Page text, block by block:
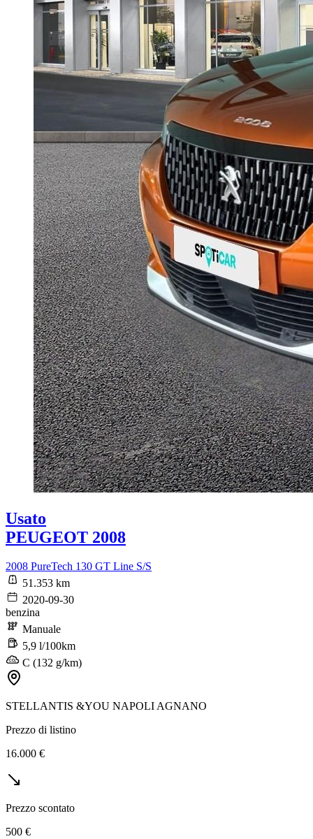
Usato
PEUGEOT 2008
2008 PureTech 130 GT Line S/S
51.353 km
2020-09-30
benzina
Manuale
5,9 l/100km
C (132 g/km)
STELLANTIS &YOU NAPOLI AGNANO
Prezzo di listino
16.000 €
Prezzo scontato
500 €